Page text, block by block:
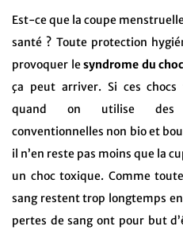
Est-ce que la coupe
santé ? Toute protection
provoquer lesyndrome du
ça peut arriver. Si ces
quand on utilise des
conventionnelles non bio et
il n’en reste pas moins que la
un choc toxique. Comme
sang restent trop longtemps
pertes de sang ont pour but